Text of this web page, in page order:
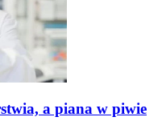
a piana w piwie